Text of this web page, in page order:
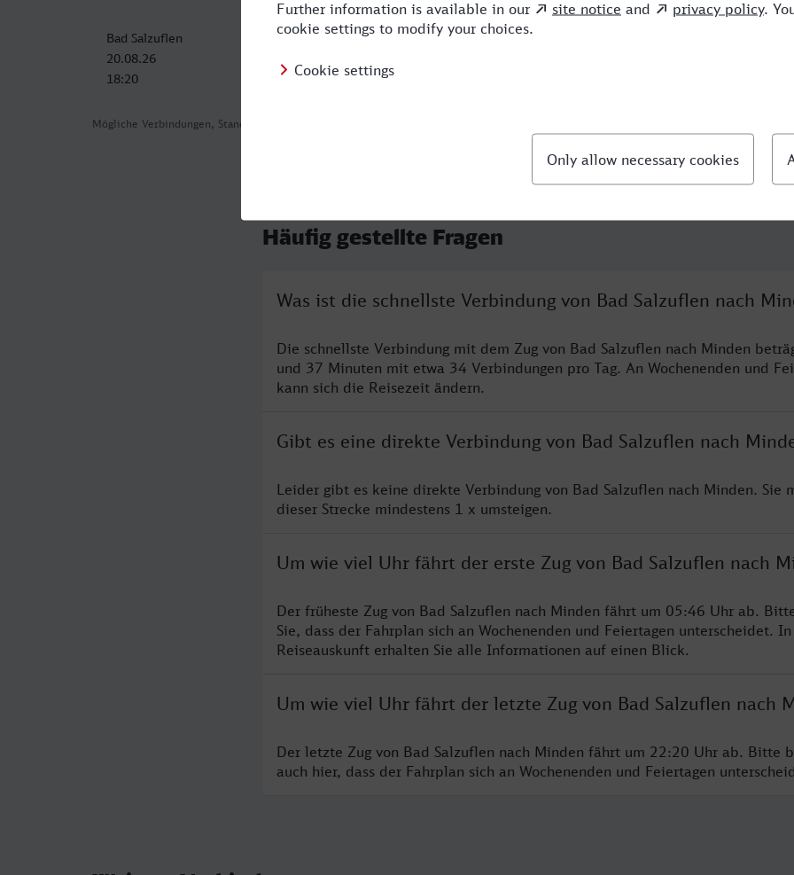
Mögliche Verbindungen, Stand: 2026-08-06 05:30
Bad Salzuflen
20.08.26
18:20
Minden (Westf)
19:08
0:48
Häufig gestellte Fragen
Was ist die schnellste Verbindung von Bad Salzuflen nach
Die schnellste Verbindung mit dem Zug von Bad Salzuflen nach Minden
und 37 Minuten mit etwa 34 Verbindungen pro Tag. An Wochenenden und
kann sich die Reisezeit ändern.
Gibt es eine direkte Verbindung von Bad Salzuflen nach
Leider gibt es keine direkte Verbindung von Bad Salzuflen nach Minden. Sie
dieser Strecke mindestens 1 x umsteigen.
Um wie viel Uhr fährt der erste Zug von Bad Salzuflen nach
Der früheste Zug von Bad Salzuflen nach Minden fährt um 05:46 Uhr ab.
Sie, dass der Fahrplan sich an Wochenenden und Feiertagen unterscheidet.
Reiseauskunft erhalten Sie alle Informationen auf einen Blick.
Um wie viel Uhr fährt der letzte Zug von Bad Salzuflen nach
Der letzte Zug von Bad Salzuflen nach Minden fährt um 22:20 Uhr ab. Bitte
auch hier, dass der Fahrplan sich an Wochenenden und Feiertagen